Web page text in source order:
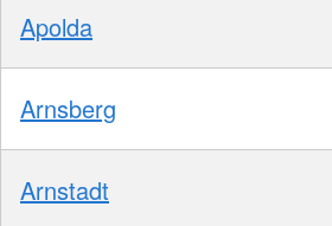
Apolda
Arnsberg
Arnstadt